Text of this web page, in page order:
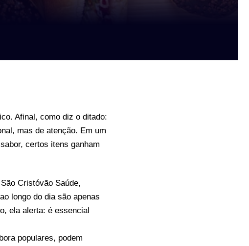
Afinal, como diz o ditado:
mas de atenção. Em um
certos itens ganham
Cristóvão Saúde,
longo do dia são apenas
ela alerta: é essencial
populares, podem